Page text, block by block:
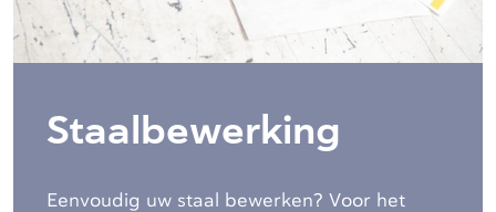
Staalbewerking
Eenvoudig uw staal bewerken? Voor het